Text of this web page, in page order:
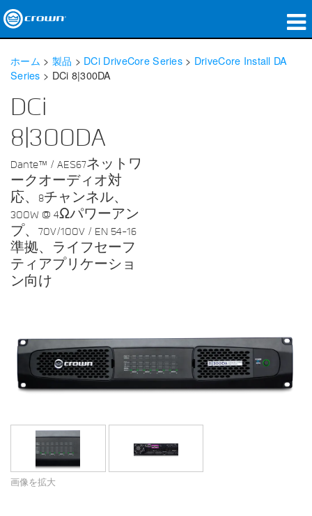
アプリケーション
ネットワークオーディオ
購入先
導入事例
私たちのストーリー
トレーニング
サポート
ホーム > 製品 > DCi DriveCore Series> DriveCore Install DA
Series > DCi 8|300DA
DCi
8|300DA
Dante™ / AES67ネットワ
ークオーディオ対
応、8チャンネル、
300W @ 4Ωパワーアン
プ、70V/100V / EN 54-16
準拠、ライフセーフ
ティアプリケーショ
ン向け
画像を拡大